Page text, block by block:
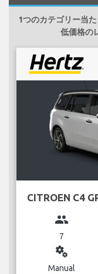
1つのカテゴリー当
低価格の
CITROEN C4
group
7
miscellaneous_services
Manual